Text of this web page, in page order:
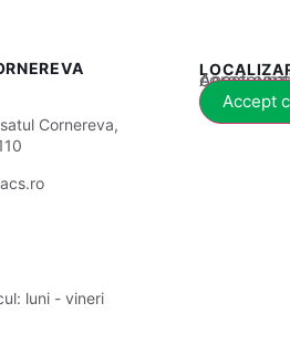
Cornereva,
luni - vineri
Acest conținut este blocat
Accept